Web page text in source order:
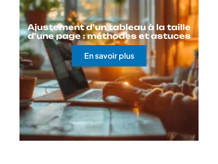
Ajustement d’un tableau à la taille
d’une page : méthodes et astuces
En savoir plus